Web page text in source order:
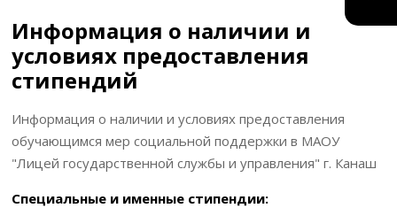
Информация о наличии и
условиях предоставления
стипендий
Информация о наличии и условиях предоставления
обучающимся мер социальной поддержки в МАОУ
"Лицей государственной службы и управления" г. Канаш
Специальные и именные стипендии: